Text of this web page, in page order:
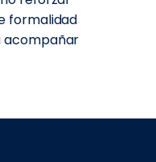
formalidad
acompañar